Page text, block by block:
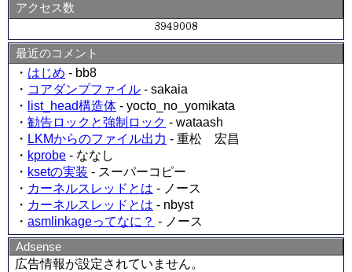
アクセス数
最近のコメント
・ はじめ - bb8
・ コアダンプファイル - sakaia
・
list_head構造体 - yocto_no_yomikata
・ 勧告ロックと強制ロック - wataash
・ LKMからのファイル出力 - 重松 宏昌
・ kprobe - ななし
・ ksetの実装 - スーパーコピー
・ カーネルスレッドとは - ノース
・ カーネルスレッドとは - nbyst
・ asmlinkageってなに？ - ノース
Adsense
広告情報が設定されていません。